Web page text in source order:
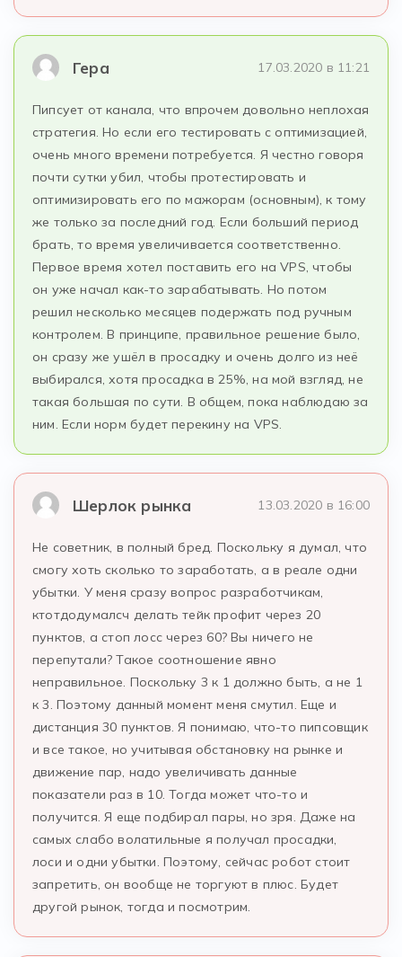
Гера 17.03.2020 в 11:21
Пипсует от канала, что впрочем довольно неплохая
стратегия. Но если его тестировать с оптимизацией,
очень много времени потребуется. Я честно говоря
почти сутки убил, чтобы протестировать и
оптимизировать его по мажорам (основным), к тому
же только за последний год. Если больший период
брать, то время увеличивается соответственно.
Первое время хотел поставить его на VPS, чтобы
он уже начал как-то зарабатывать. Но потом
решил несколько месяцев подержать под ручным
контролем. В принципе, правильное решение было,
он сразу же ушёл в просадку и очень долго из неё
выбирался, хотя просадка в 25%, на мой взгляд, не
такая большая по сути. В общем, пока наблюдаю за
ним. Если норм будет перекину на VPS.
Шерлок рынка 13.03.2020 в 16:00
Не советник, в полный бред. Поскольку я думал, что
смогу хоть сколько то заработать, а в реале одни
убытки. У меня сразу вопрос разработчикам,
ктотдодумалсч делать тейк профит через 20
пунктов, а стоп лосс через 60? Вы ничего не
перепутали? Такое соотношение явно
неправильное. Поскольку 3 к 1 должно быть, а не 1
к 3. Поэтому данный момент меня смутил. Еще и
дистанция 30 пунктов. Я понимаю, что-то пипсовщик
и все такое, но учитывая обстановку на рынке и
движение пар, надо увеличивать данные
показатели раз в 10. Тогда может что-то и
получится. Я еще подбирал пары, но зря. Даже на
самых слабо волатильные я получал просадки,
лоси и одни убытки. Поэтому, сейчас робот стоит
запретить, он вообще не торгуют в плюс. Будет
другой рынок, тогда и посмотрим.